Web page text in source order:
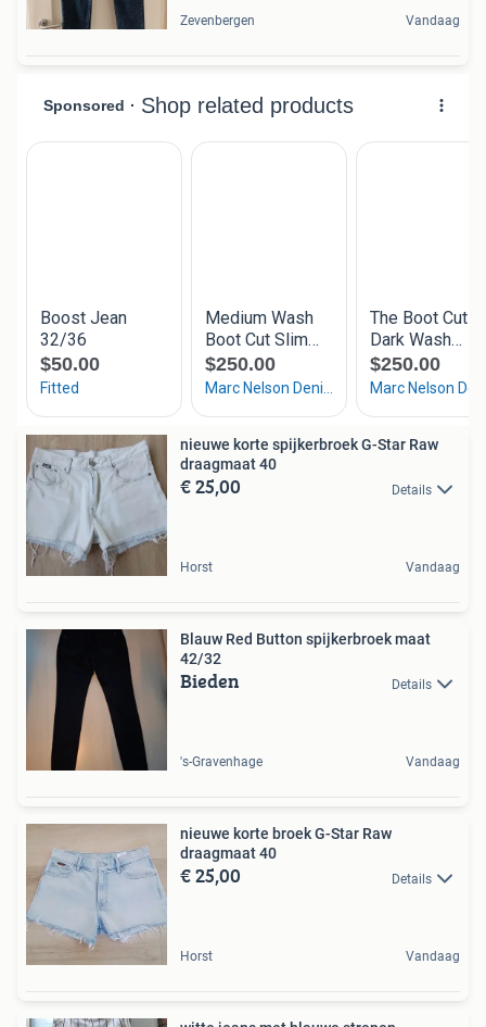
Zevenbergen Vandaag
nieuwe korte spijkerbroek G-Star Raw
draagmaat 40
€ 25,00 Details
Horst Vandaag
Blauw Red Button spijkerbroek maat
42/32
Bieden Details
's-Gravenhage Vandaag
nieuwe korte broek G-Star Raw
draagmaat 40
€ 25,00 Details
Horst Vandaag